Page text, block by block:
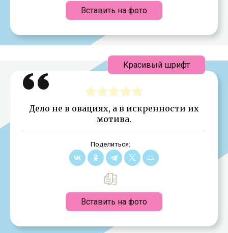
Вставить на фото
Дело не в овациях, а в искренности их
мотива.
Поделиться:
Вставить на фото
Красивый шрифт